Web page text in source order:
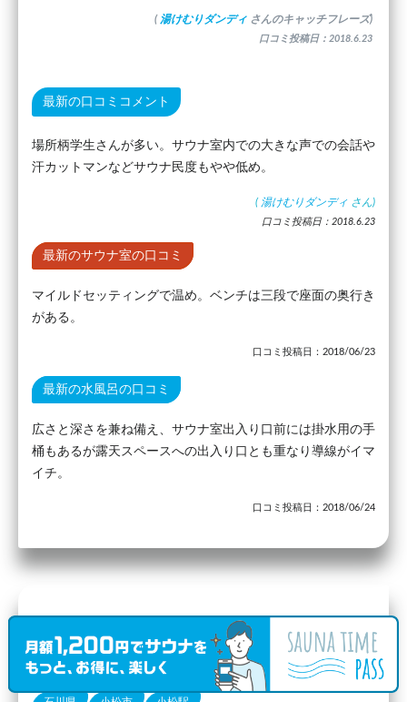
( 湯けむりダンディ さんのキャッチフレーズ)
口コミ投稿日：2018.6.23
最新の口コミコメント
場所柄学生さんが多い。サウナ室内での大きな声での会話や
汗カットマンなどサウナ民度もやや低め。
( 湯けむりダンディ さん)
口コミ投稿日：2018.6.23
最新のサウナ室の口コミ
マイルドセッティングで温め。ベンチは三段で座面の奥行き
がある。
口コミ投稿日：2018/06/23
最新の水風呂の口コミ
広さと深さを兼ね備え、サウナ室出入り口前には掛水用の手
桶もあるが露天スペースへの出入り口とも重なり導線がイマ
イチ。
口コミ投稿日：2018/06/24
今江温泉元湯 （口コミ1件）